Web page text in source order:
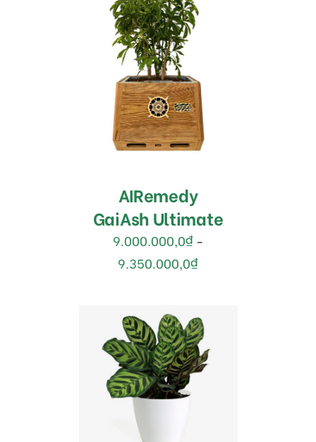
Được
xếp
hạng
1.90
5 sao
LỰA CHỌN CÁC TÙY
CHỌN /
DETAILS
AIRemedy
GaiAsh Ultimate
9.000.000,0₫ –
9.350.000,0₫
MUA HÀNG /
DETAILS